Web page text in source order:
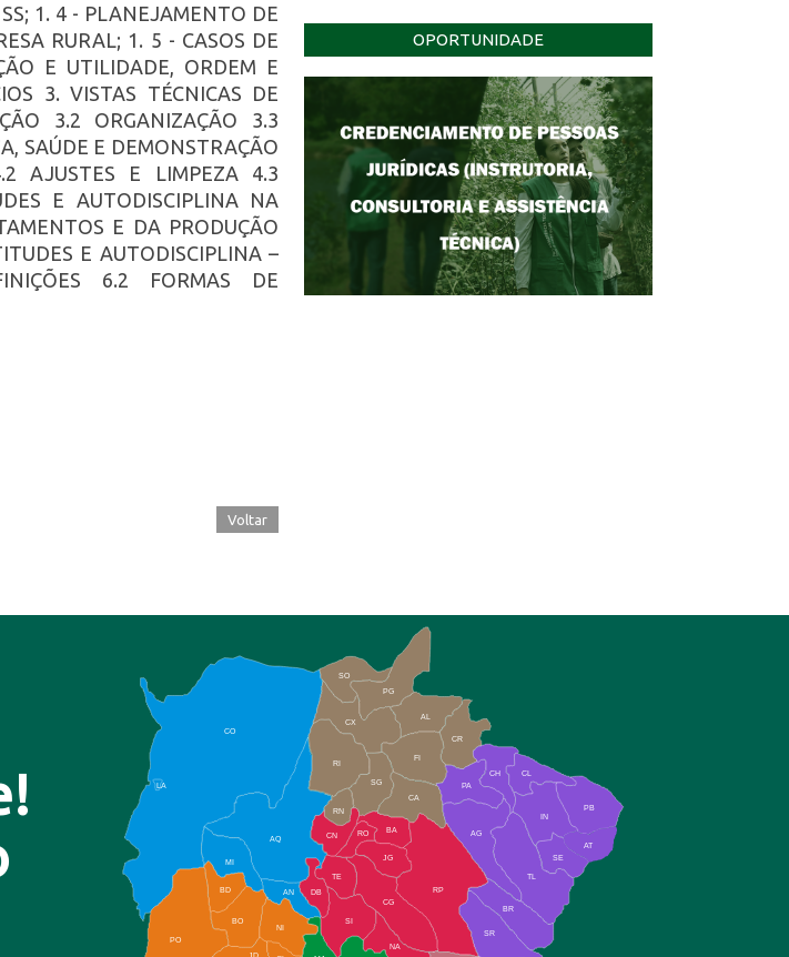
OPORTUNIDADE
1. 4 - PLANEJAMENTO DE
RURAL; 1. 5 - CASOS DE
E UTILIDADE, ORDEM E
3. VISTAS TÉCNICAS DE
3.2 ORGANIZAÇÃO 3.3
SAÚDE E DEMONSTRAÇÃO
AJUSTES E LIMPEZA 4.3
E AUTODISCIPLINA NA
E DA PRODUÇÃO
E AUTODISCIPLINA –
6.2 FORMAS DE
Voltar
CO
AQ
MI
AN
CX
RI
AL
CR
FI
SG
BA
CA
PA
CH CL
PB
SE
TL
AG
BR
SR
RP
RO
JG
CG
SI
NA
BD
BO
NI
PO
DB
TE
IN
RN
CN
AT
PG
SO
LA